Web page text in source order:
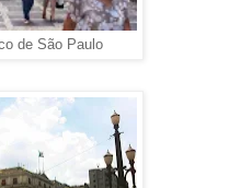
de São Paulo